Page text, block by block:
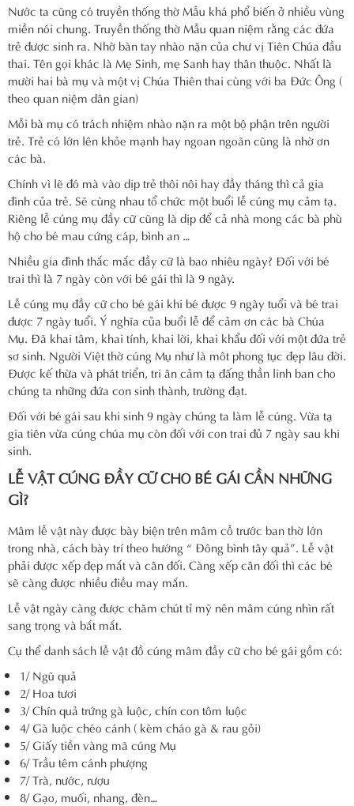
Nước ta cũng có truyền thống thờ Mẫu khá phổ biến ở nhiều vùng
miền nói chung. Truyền thống thờ Mẫu quan niệm rằng các đứa
trẻ được sinh ra. Nhờ bàn tay nhào nặn của chư vị Tiên Chúa đầu
thai. Tên gọi khác là Mẹ Sinh, mẹ Sanh hay thân thuộc. Nhất là
mười hai bà mụ và một vị Chúa Thiên thai cùng với ba Đức Ông (
theo quan niệm dân gian)
Mỗi bà mụ có trách nhiệm nhào nặn ra một bộ phận trên người
trẻ. Trẻ có lớn lên khỏe mạnh hay ngoan ngoãn cũng là nhờ ơn
các bà.
Chính vì lẽ đó mà vào dịp trẻ thôi nôi hay đầy tháng thì cả gia
đình của trẻ. Sẽ cùng nhau tổ chức một buổi lễ cúng mụ cảm tạ.
Riêng lễ cúng mụ đầy cữ cũng là dịp để cả nhà mong các bà phù
hộ cho bé mau cứng cáp, bình an …
Nhiều gia đình thắc mắc đầy cữ là bao nhiêu ngày? Đối với bé
trai thì là 7 ngày còn với bé gái thì là 9 ngày.
Lễ cúng mụ đầy cữ cho bé gái khi bé được 9 ngày tuổi và bé trai
được 7 ngày tuổi. Ý nghĩa của buổi lễ để cảm ơn các bà Chúa
Mụ. Đã khai tâm, khai tính, khai lời, khai khẩu đối với một đứa trẻ
sơ sinh. Người Việt thờ cúng Mụ như là môt phong tục đẹp lâu đời.
Được kế thừa và phát triển, tri ân cảm tạ đấng thần linh ban cho
chúng ta những đứa con sinh thành, trường đạt.
Đối với bé gái sau khi sinh 9 ngày chúng ta làm lễ cúng. Vừa tạ
gia tiên vừa cúng chúa mụ còn đối với con trai đủ 7 ngày sau khi
sinh.
LỄ VẬT CÚNG ĐẦY CỮ CHO BÉ GÁI CẦN NHỮNG
GÌ?
Mâm lễ vật này được bày biện trên mâm cỗ trước ban thờ lớn
trong nhà, cách bày trí theo hướng “ Đông bình tây quả”. Lễ vật
phải được xếp đẹp mắt và cân đối. Càng xếp cân đối thì các bé
sẽ càng được nhiều điều may mắn.
Lễ vật ngày càng được chăm chút tỉ mỹ nên mâm cúng nhìn rất
sang trọng và bắt mắt.
Cụ thể danh sách lễ vật đồ cúng mâm đầy cữ cho bé gái gồm có:
1/ Ngũ quả
2/ Hoa tươi
3/ Chín quả trứng gà luộc, chín con tôm luộc
4/ Gà luộc chéo cánh ( kèm cháo gà & rau gỏi)
5/ Giấy tiền vàng mã cúng Mụ
6/ Trầu têm cánh phượng
7/ Trà, nước, rượu
8/ Gạo, muối, nhang, đèn…